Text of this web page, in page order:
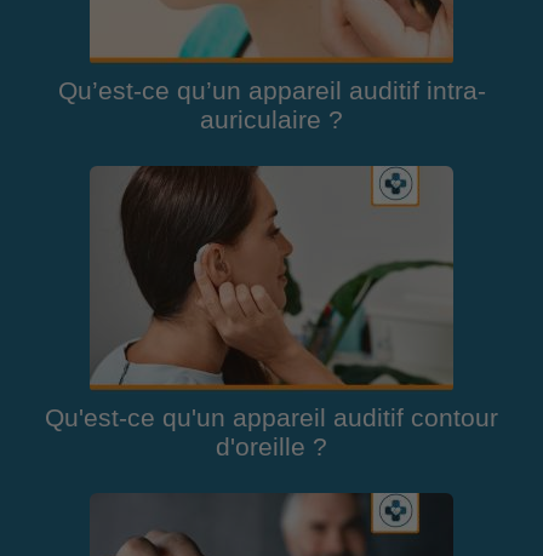
Qu’est-ce qu’un appareil auditif intra-
auriculaire ?
Qu'est-ce qu'un appareil auditif contour
d'oreille ?